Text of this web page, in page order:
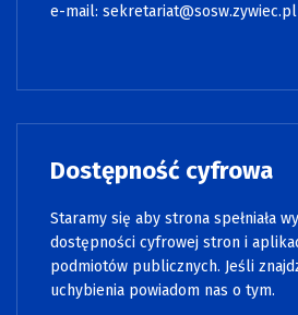
e-mail: sekretariat@sosw.zywiec.pl
Dostępność cyfrowa
Staramy się aby strona spełniała
dostępności cyfrowej stron i
podmiotów publicznych. Jeśli
uchybienia powiadom nas o tym.